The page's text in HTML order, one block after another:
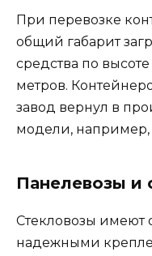
При перевозке
общий габарит
средства по
метров.
завод вернул в
модели,
Панелевозы и
Стекловозы имеют
надежными